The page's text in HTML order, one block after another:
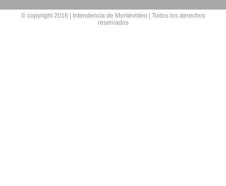
© copyright 2016 | Intendencia de Montevideo | Todos los derechos
reservados